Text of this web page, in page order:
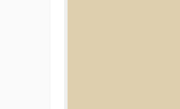
48个免费